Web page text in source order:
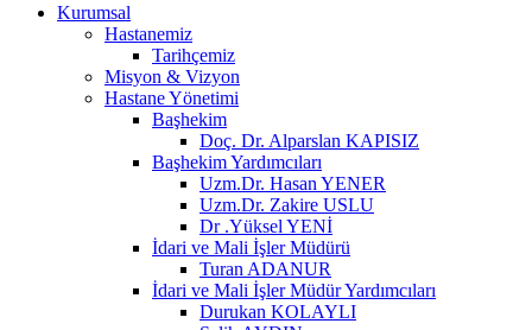
Kurumsal
Hastanemiz
Tarihçemiz
Misyon & Vizyon
Hastane Yönetimi
Başhekim
Doç. Dr. Alparslan KAPISIZ
Başhekim Yardımcıları
Uzm.Dr. Hasan YENER
Uzm.Dr. Zakire USLU
Dr .Yüksel YENİ
İdari ve Mali İşler Müdürü
Turan ADANUR
İdari ve Mali İşler Müdür Yardımcıları
Durukan KOLAYLI